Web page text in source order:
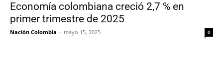
Economía colombiana creció 2,7 % en
primer trimestre de 2025
Nación Colombia - mayo 15, 2025 0